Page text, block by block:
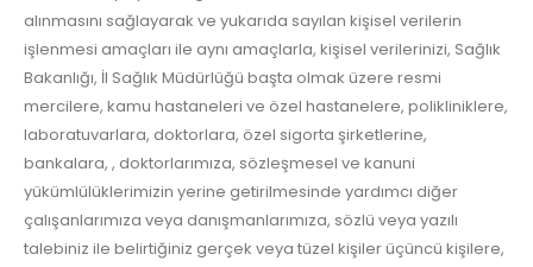
alınmasını sağlayarak ve yukarıda sayılan kişisel verilerin
işlenmesi amaçları ile aynı amaçlarla, kişisel verilerinizi, Sağlık
Bakanlığı, İl Sağlık Müdürlüğü başta olmak üzere resmi
mercilere, kamu hastaneleri ve özel hastanelere, polikliniklere,
laboratuvarlara, doktorlara, özel sigorta şirketlerine,
bankalara, , doktorlarımıza, sözleşmesel ve kanuni
yükümlülüklerimizin yerine getirilmesinde yardımcı diğer
çalışanlarımıza veya danışmanlarımıza, sözlü veya yazılı
talebiniz ile belirtiğiniz gerçek veya tüzel kişiler üçüncü kişilere,